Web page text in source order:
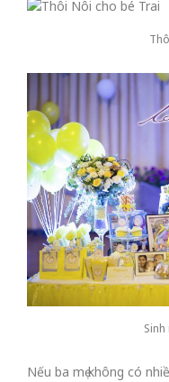
Nếu ba mẹ không có